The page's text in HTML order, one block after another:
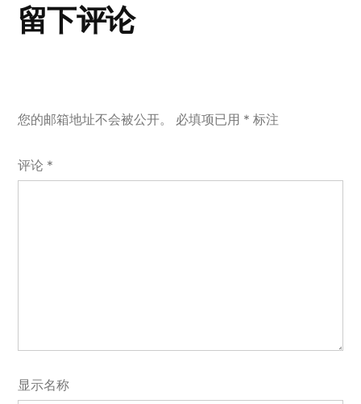
留下评论
您的邮箱地址不会被公开。 必填项已用 * 标注
评论 *
显示名称